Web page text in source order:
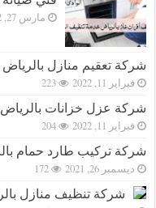
مارس 27, 2022
شركة تعقيم منازل بالرياض
فبراير 11, 2022 223
شركة عزل خزانات بالرياض
فبراير 11, 2022 204
شركة تركيب طارد حمام
ديسمبر 26, 2021 172
شركة تنظيف منازل